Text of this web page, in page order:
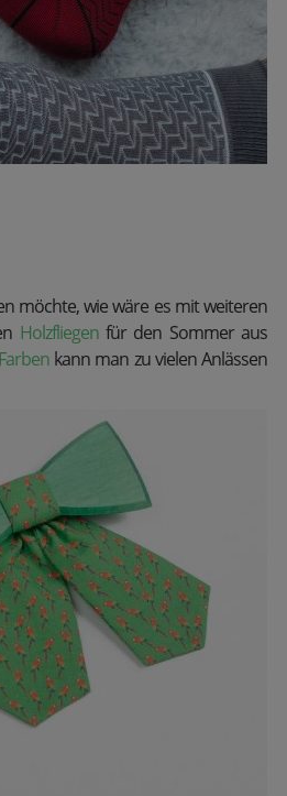
möchte, wie wäre es mit weiteren
Holzfliegenfür den Sommer aus
kann man zu vielen Anlässen